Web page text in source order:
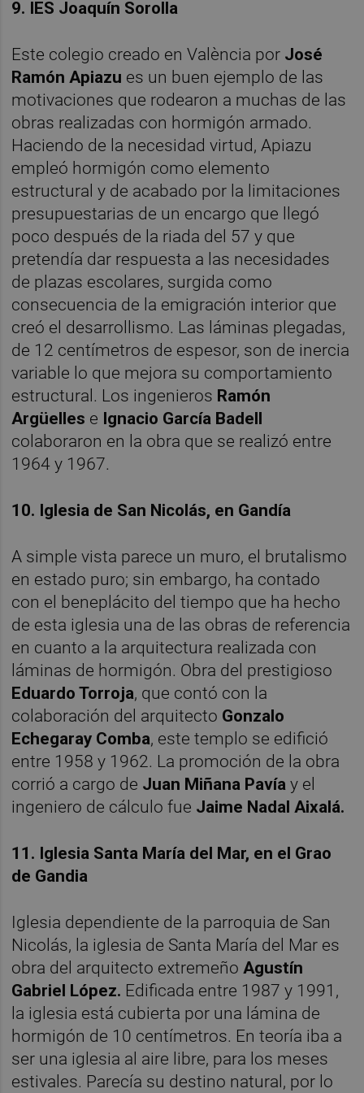
9. IES Joaquín Sorolla
Este colegio creado en València por José
Ramón Apiazu es un buen ejemplo de las
motivaciones que rodearon a muchas de las
obras realizadas con hormigón armado.
Haciendo de la necesidad virtud, Apiazu
empleó hormigón como elemento
estructural y de acabado por la limitaciones
presupuestarias de un encargo que llegó
poco después de la riada del 57 y que
pretendía dar respuesta a las necesidades
de plazas escolares, surgida como
consecuencia de la emigración interior que
creó el desarrollismo. Las láminas plegadas,
de 12 centímetros de espesor, son de inercia
variable lo que mejora su comportamiento
estructural. Los ingenieros Ramón
Argüelles e Ignacio García Badell
colaboraron en la obra que se realizó entre
1964 y 1967.
10. Iglesia de San Nicolás, en Gandía
A simple vista parece un muro, el brutalismo
en estado puro; sin embargo, ha contado
con el beneplácito del tiempo que ha hecho
de esta iglesia una de las obras de referencia
en cuanto a la arquitectura realizada con
láminas de hormigón. Obra del prestigioso
Eduardo Torroja, que contó con la
colaboración del arquitecto Gonzalo
Echegaray Comba, este templo se edifició
entre 1958 y 1962. La promoción de la obra
corrió a cargo de Juan Miñana Pavía y el
ingeniero de cálculo fue Jaime Nadal Aixalá.
11. Iglesia Santa María del Mar, en el Grao
de Gandia
Iglesia dependiente de la parroquia de San
Nicolás, la iglesia de Santa María del Mar es
obra del arquitecto extremeñoAgustín
Gabriel López. Edificada entre 1987 y 1991,
la iglesia está cubierta por una lámina de
hormigón de 10 centímetros. En teoría iba a
ser una iglesia al aire libre, para los meses
estivales. Parecía su destino natural, por lo